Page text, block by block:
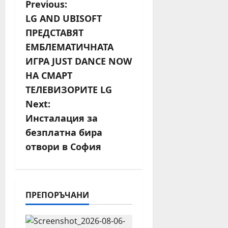
P
o
s
t
n
a
v
i
a
t
Previous:
LG AND UBISOFT
ПРЕДСТАВЯТ
ЕМБЛЕМАТИЧНАТА
ИГРА JUST DANCE NOW
НА СМАРТ
ТЕЛЕВИЗОРИТЕ LG
Next:
Инсталация за
безплатна бира
отвори в София
ПРЕПОРЪЧАНИ